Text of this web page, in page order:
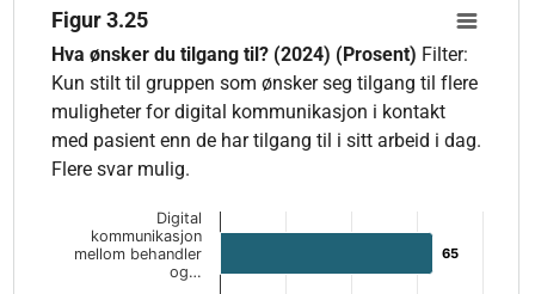
Figur 3.25
Bar chart with 10 bars.
Hva ønsker du tilgang til? (2024) (Prosent) Filter: Kun stilt
The chart has 1 X axis displaying categories.
The chart has 1 Y axis displaying values. Data ranges from 2
Figur 3.25
Hva ønsker du tilgang til? (2024) (Prosent) Filter:
Kun stilt til gruppen som ønsker seg tilgang til flere
muligheter for digital kommunikasjon i kontakt
med pasient enn de har tilgang til i sitt arbeid i dag.
Flere svar mulig.
65
65
Digital
kommunikasjon
mellom behandler
og…